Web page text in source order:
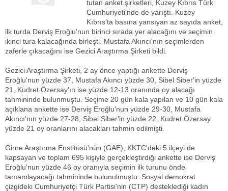
tutan anket şirketleri, Kuzey Kıbrıs Türk
Cumhuriyeti'nde de yarıştı. Kuzey
Kıbrıs'ta basına yansıyan az sayıda anket,
ilk turda Derviş Eroğlu'nun birinci sırada yer alacağını ve seçimin
ikinci tura kalacağında birleşti. Mustafa Akıncı'nın seçimlerden
zaferle çıkacağını ise Gezici Araştırma Şirketi bildi.
Gezici Araştırma Şirketi, 2 ay önce yaptığı ankette Derviş
Eroğlu'nun yüzde 37, Mustafa Akıncı yüzde 30, Sibel Siber'in yüzde
21, Kudret Özersay'ın ise yüzde 12-13 oranında oy alacağı
tahmininde bulunmuştu. Seçime 20 gün kala yapılan ve 10 gün kala
açıklana ankette ise Derviş Eroğlu'nun yüzde 29-30, Mustafa
Akıncı'nın yüzde 27-28, Sibel Siber'in yüzde 22, Kudret Özersay
yüzde 21 oy oranlarını alacakları tahmin edilmişti.
Girne Araştırma Enstitüsü'nün (GAE), KKTC'deki 5 ilçeyi de
kapsayan ve toplam 695 kişiyle gerçekleştirdiği ankette ise Derviş
Eroğlu'nun yüzde 46 oy oranıyla seçimin ilk turunu önde
tamamlayacağı tahmininde bulunulmuştu. Sosyal demokrat
çizgideki Cumhuriyetçi Türk Partisi'nin (CTP) desteklediği kadın